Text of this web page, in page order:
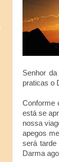
Senhor
praticas o
Conforme
está se
nossa
apegos
será tarde
Darma